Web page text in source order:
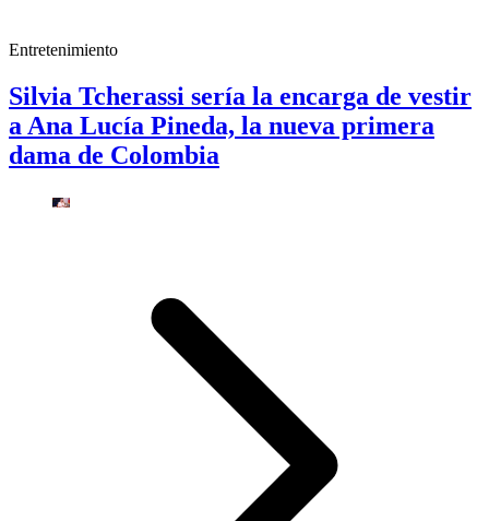
Entretenimiento
Silvia Tcherassi sería la encarga de vestir
a Ana Lucía Pineda, la nueva primera
dama de Colombia